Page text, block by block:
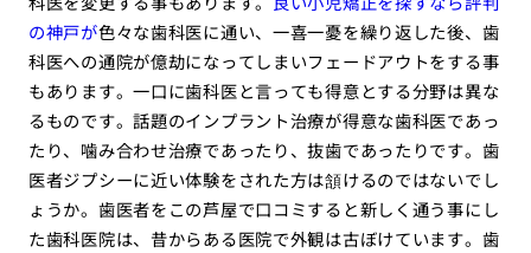
の神戸が色々な歯科医に通い、一喜一憂を繰り返した後、歯
科医への通院が億劫になってしまいフェードアウトをする事
もあります。一口に歯科医と言っても得意とする分野は異な
るものです。話題のインプラント治療が得意な歯科医であっ
たり、噛み合わせ治療であったり、抜歯であったりです。歯
医者ジプシーに近い体験をされた方は頷けるのではないでし
ょうか。 歯医者をこの芦屋で口コミすると新しく通う事にし
た歯科医院は、昔からある医院で外観は古ぼけています。歯